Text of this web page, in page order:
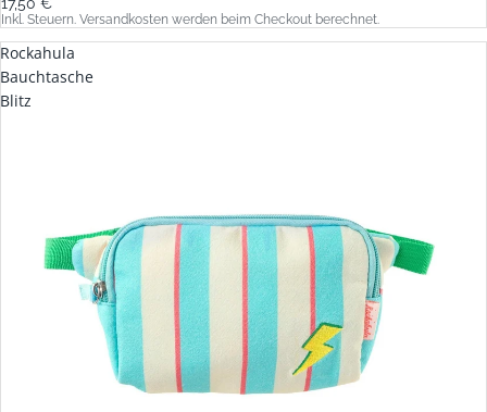
Inkl. Steuern. Versandkosten werden beim Checkout berechnet.
Rockahula
Bauchtasche
Blitz